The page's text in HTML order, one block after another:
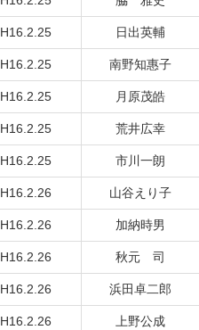
H16.2.25 日出英輔
H16.2.25 南野知惠子
H16.2.25 月原茂皓
H16.2.25 荒井広幸
H16.2.25 市川一朗
H16.2.26 山谷えり子
H16.2.26 加納時男
H16.2.26 秋元 司
H16.2.26 浜田卓二郎
H16.2.26 上野公成